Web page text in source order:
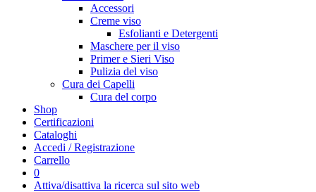
Accessori
Creme viso
Esfolianti e Detergenti
Maschere per il viso
Primer e Sieri Viso
Pulizia del viso
Cura dei Capelli
Cura del corpo
Shop
Certificazioni
Cataloghi
Accedi / Registrazione
Carrello
0
Attiva/disattiva la ricerca sul sito web